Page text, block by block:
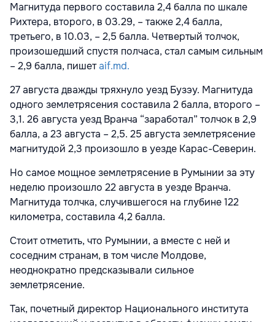
Магнитуда первого составила 2,4 балла по шкале
Рихтера, второго, в 03.29, – также 2,4 балла,
третьего, в 10.03, – 2,5 балла. Четвертый толчок,
произошедший спустя полчаса, стал самым сильным
– 2,9 балла, пишетaif.md.
27 августа дважды тряхнуло уезд Бузэу. Магнитуда
одного землетрясения составила 2 балла, второго –
3,1. 26 августа уезд Вранча “заработал” толчок в 2,9
балла, а 23 августа – 2,5. 25 августа землетрясение
магнитудой 2,3 произошло в уезде Карас-Северин.
Но самое мощное землетрясение в Румынии за эту
неделю произошло 22 августа в уезде Вранча.
Магнитуда толчка, случившегося на глубине 122
километра, составила 4,2 балла.
Стоит отметить, что Румынии, а вместе с ней и
соседним странам, в том числе Молдове,
неоднократно предсказывали сильное
землетрясение.
Так, почетный директор Национального института